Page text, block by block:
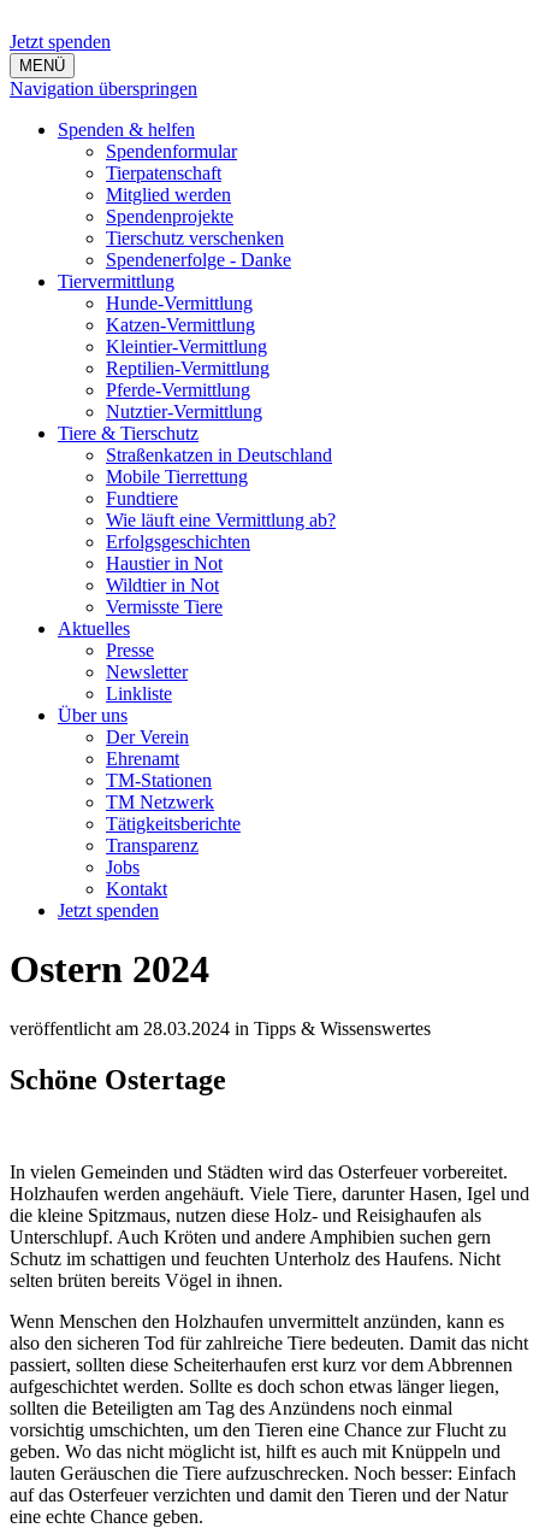
Jetzt spenden
MENÜ
Navigation überspringen
Spenden & helfen
Spendenformular
Tierpatenschaft
Mitglied werden
Spendenprojekte
Tierschutz verschenken
Spendenerfolge - Danke
Tiervermittlung
Hunde-Vermittlung
Katzen-Vermittlung
Kleintier-Vermittlung
Reptilien-Vermittlung
Pferde-Vermittlung
Nutztier-Vermittlung
Tiere & Tierschutz
Straßenkatzen in Deutschland
Mobile Tierrettung
Fundtiere
Wie läuft eine Vermittlung ab?
Erfolgsgeschichten
Haustier in Not
Wildtier in Not
Vermisste Tiere
Aktuelles
Presse
Newsletter
Linkliste
Über uns
Der Verein
Ehrenamt
TM-Stationen
TM Netzwerk
Tätigkeitsberichte
Transparenz
Jobs
Kontakt
Jetzt spenden
Ostern 2024
veröffentlicht am 28.03.2024 in Tipps & Wissenswertes
Schöne Ostertage
In vielen Gemeinden und Städten wird das Osterfeuer vorbereitet.
Holzhaufen werden angehäuft. Viele Tiere, darunter Hasen, Igel und
die kleine Spitzmaus, nutzen diese Holz- und Reisighaufen als
Unterschlupf. Auch Kröten und andere Amphibien suchen gern
Schutz im schattigen und feuchten Unterholz des Haufens. Nicht
selten brüten bereits Vögel in ihnen.
Wenn Menschen den Holzhaufen unvermittelt anzünden, kann es
also den sicheren Tod für zahlreiche Tiere bedeuten. Damit das nicht
passiert, sollten diese Scheiterhaufen erst kurz vor dem Abbrennen
aufgeschichtet werden. Sollte es doch schon etwas länger liegen,
sollten die Beteiligten am Tag des Anzündens noch einmal
vorsichtig umschichten, um den Tieren eine Chance zur Flucht zu
geben. Wo das nicht möglicht ist, hilft es auch mit Knüppeln und
lauten Geräuschen die Tiere aufzuschrecken. Noch besser: Einfach
auf das Osterfeuer verzichten und damit den Tieren und der Natur
eine echte Chance geben.